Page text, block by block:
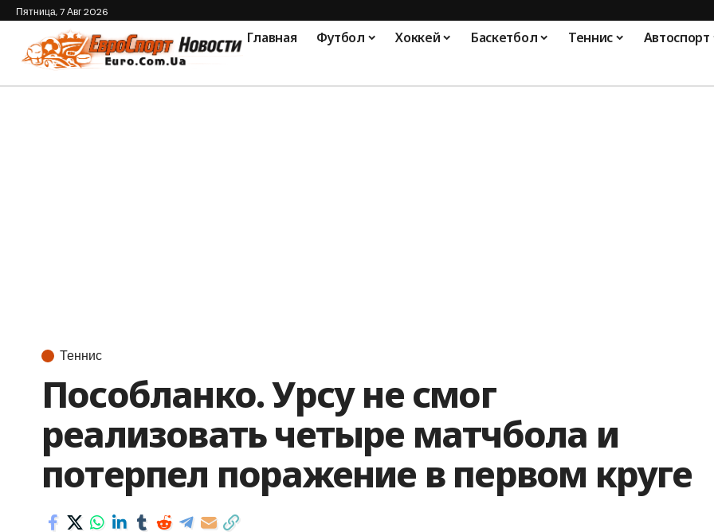
Пятница, 7 Авг 2026
Главная Футбол Хоккей Баскетбол Теннис Автоспорт
Теннис
Пособланко. Урсу не смог
реализовать четыре матчбола и
потерпел поражение в первом круге